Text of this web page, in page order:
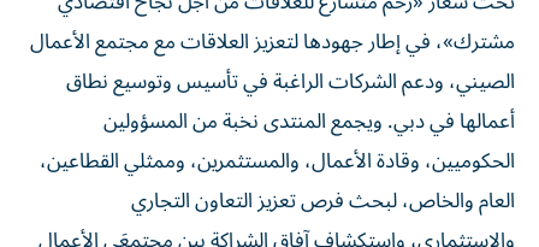
مشترك»، في إطار جهودها لتعزيز العلاقات مع مجتمع الأعمال
الصيني، ودعم الشركات الراغبة في تأسيس وتوسيع نطاق
أعمالها في دبي. ويجمع المنتدى نخبة من المسؤولين
الحكوميين، وقادة الأعمال، والمستثمرين، وممثلي القطاعين،
العام والخاص، لبحث فرص تعزيز التعاون التجاري